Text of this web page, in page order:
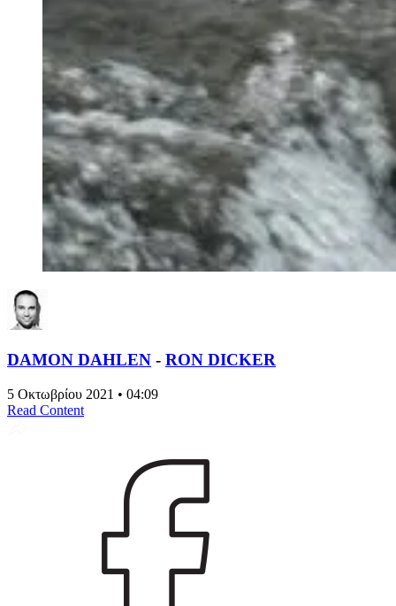
DAMON DAHLEN - RON DICKER
5 Οκτωβρίου 2021 • 04:09
Read Content